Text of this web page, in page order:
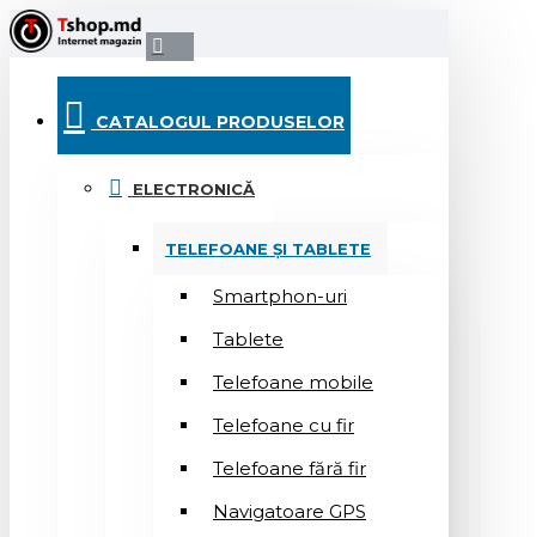
CATALOGUL PRODUSELOR
ELECTRONICĂ
TELEFOANE ȘI TABLETE
Smartphon-uri
Tablete
Telefoane mobile
Telefoane cu fir
Telefoane fără fir
Navigatoare GPS